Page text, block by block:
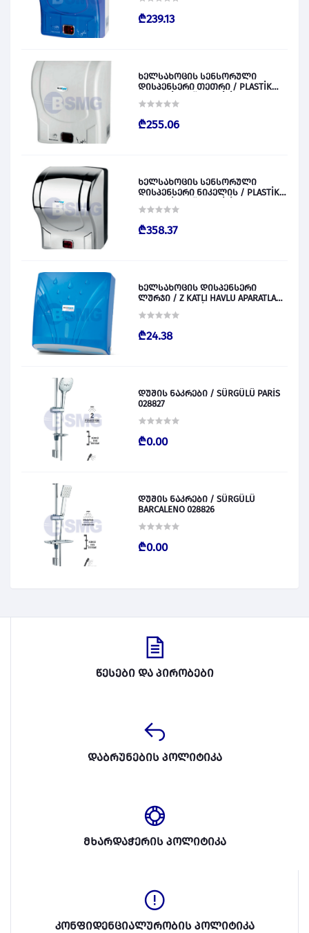
₾239.13
ხელსახოცის სენსორული
დისპენსერი თეთრი / PLASTİK
028829
₾255.06
ხელსახოცის სენსორული
დისპენსერი ნიკელის / PLASTİK
028830
₾358.37
ხელსახოცის დისპენსერი
ლურჯი / Z KATLI HAVLU APARATLARI
₾24.38
დუშის ნაკრები / SÜRGÜLÜ PARİS
028827
₾0.00
დუშის ნაკრები / SÜRGÜLÜ
BARCALENO 028826
₾0.00
წესები და პირობები
დაბრუნების პოლიტიკა
მხარდაჭერის პოლიტიკა
კონფიდენციალურობის პოლიტიკა